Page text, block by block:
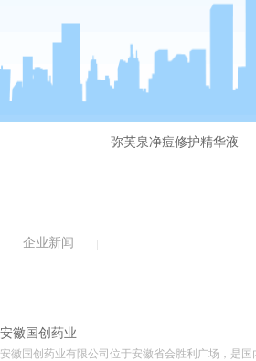
弥芙泉净痘修护精华液
企业新闻
安徽国创药业
安徽国创药业有限公司位于安徽省会胜利广场，是国